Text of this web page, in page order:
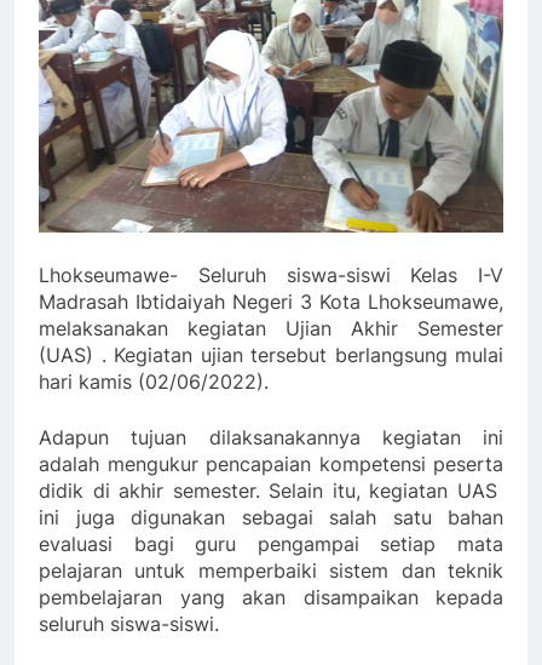
Lhokseumawe- Seluruh siswa-siswi Kelas I-V
Madrasah Ibtidaiyah Negeri 3 Kota Lhokseumawe,
melaksanakan kegiatan Ujian Akhir Semester
(UAS) . Kegiatan ujian tersebut berlangsung mulai
hari kamis (02/06/2022).
Adapun tujuan dilaksanakannya kegiatan ini
adalah mengukur pencapaian kompetensi peserta
didik di akhir semester. Selain itu, kegiatan UAS
ini juga digunakan sebagai salah satu bahan
evaluasi bagi guru pengampai setiap mata
pelajaran untuk memperbaiki sistem dan teknik
pembelajaran yang akan disampaikan kepada
seluruh siswa-siswi.